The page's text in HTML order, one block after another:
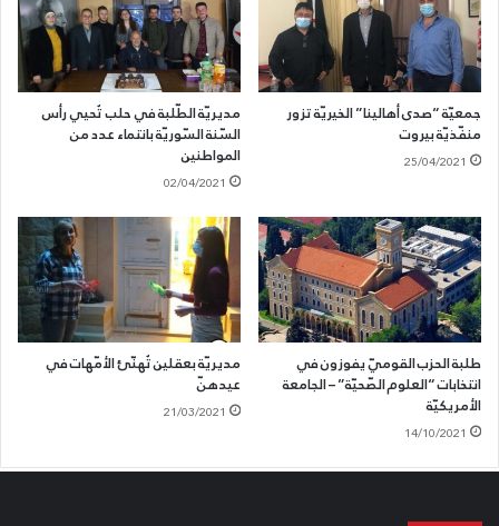
جمعيّة “صدى أهالينا” الخيريّة تزور
منفّذيّة بيروت
25/04/2021
مديريّة الطّلبة في حلب تُحيي رأس
السّنة السّوريّة بانتماء عدد من
المواطنين
02/04/2021
طلبة الحزب القوميّ يفوزون في
انتخابات “العلوم الصّحيّة” – الجامعة
الأمريكيّة
14/10/2021
مديريّة بعقلين تُهنّئ الأمّهات في
عيدهنّ
21/03/2021